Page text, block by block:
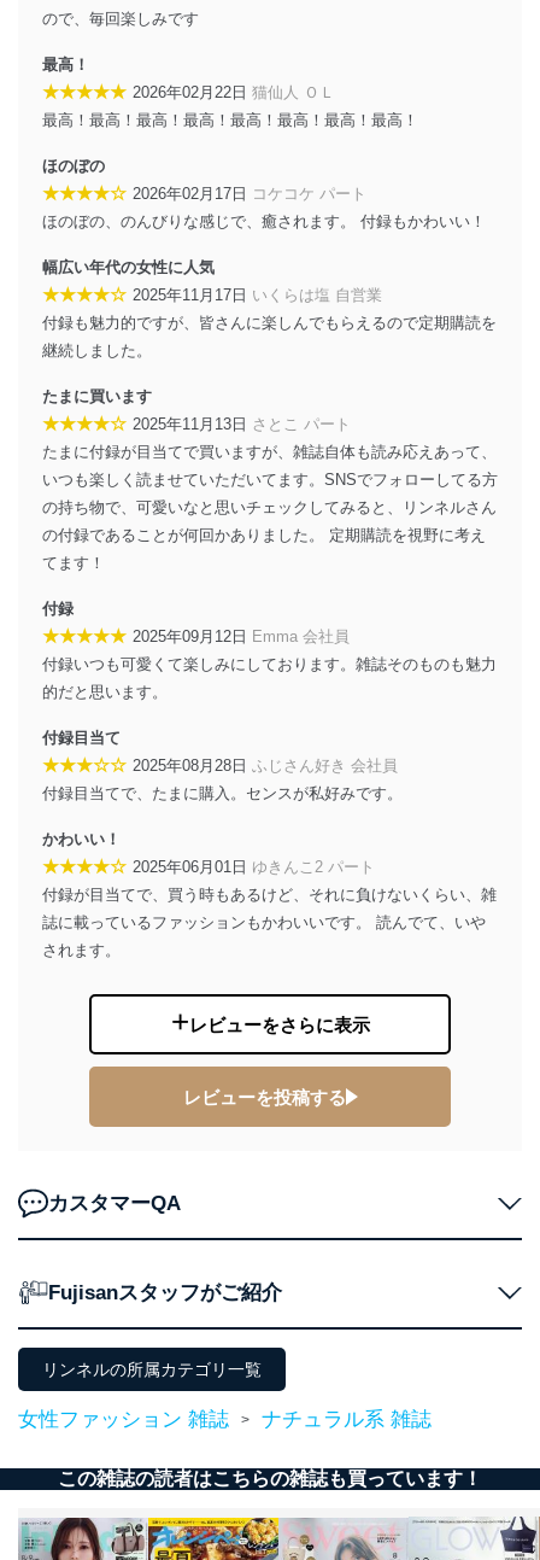
施し、個人情報の漏えい、滅失またはき損の防止及び是
個人データを取り扱うことのできる機器及び当該
機器を取り扱う従業者を明確化し、 個人データへ
アクセス者の識別と認証
機器に標準装備されているユーザー制御機能（ユ
ーザーアカウント制御）により、個人情報データ
ベース等を取り扱う情報システムを使用する従業
者を識別・認証しています。
外部からの不正アクセス等の防止
個人データを取り扱う機器等のオペレーティング
個人データを取り扱う機器等にセキュリティ対策
ソフトウェア等を導入し、自動更新 機能等の活用
により、これを最新状態としています。
情報システムの使用に伴う漏洩等の防止
メール等により個人データの含まれるファイルを
送信する場合に、当該ファイルへのパスワードを
個人情報保護マネジメントシステムの継続的改善
当社は、内部監査及びマネジメントレビューの機会を通
じて、個人情報保護マネジメントシステムを継続的に改
善し、常に最良の状態を維持します。
苦情及び相談受付け窓口
貴殿の個人情報及び当社の個人情報保護マネジメントシ
ステムに関するご相談及び苦情については以下までご連
適切、かつ迅速に対応させていただきます。
株式会社富士山マガジンサービス 個人情報問い合わせ
係
FAX：03-5459-7073
改訂：2025年2月20日
株式会社富士山マガジンサービス
代表取締役会長 西野 伸一郎
個人情報の取扱いについて
当社は以下の個人情報保護管理者を設置し、個人情報保
護管理者の責任のもと、個人情報を取得・アクセス・利
東京都渋谷区南平台町16-11
株式会社富士山マガジンサービス
代表取締役会長 西野 伸一郎
個人情報保護管理者: 経営管理グループディレクター 前
当社が取り扱う開示対象個人情報の利用目的は次のとお
No
個人情報の種類 利用目的
ので、毎回楽しみです
最高！
★★★★★ 2026年02月22日 猫仙人 ＯＬ
最高！最高！最高！最高！最高！最高！最高！最高！
ほのぼの
★★★★☆ 2026年02月17日 コケコケ パート
ほのぼの、のんびりな感じで、癒されます。 付録もかわいい！
幅広い年代の女性に人気
★★★★☆ 2025年11月17日 いくらは塩 自営業
付録も魅力的ですが、皆さんに楽しんでもらえるので定期購読を
継続しました。
たまに買います
★★★★☆ 2025年11月13日 さとこ パート
たまに付録が目当てで買いますが、雑誌自体も読み応えあって、
いつも楽しく読ませていただいてます。SNSでフォローしてる方
の持ち物で、可愛いなと思いチェックしてみると、リンネルさん
の付録であることが何回かありました。 定期購読を視野に考え
てます！
付録
★★★★★ 2025年09月12日 Emma 会社員
付録いつも可愛くて楽しみにしております。雑誌そのものも魅力
的だと思います。
付録目当て
★★★☆☆ 2025年08月28日 ふじさん好き 会社員
付録目当てで、たまに購入。センスが私好みです。
かわいい！
★★★★☆ 2025年06月01日 ゆきんこ2 パート
付録が目当てで、買う時もあるけど、それに負けないくらい、雑
誌に載っているファッションもかわいいです。 読んでて、いや
されます。
レビューをさらに表示
レビューを投稿する
カスタマーQA
Fujisanスタッフがご紹介
リンネルの所属カテゴリ一覧
女性ファッション 雑誌 > ナチュラル系 雑誌
この雑誌の読者はこちらの雑誌も買っています！